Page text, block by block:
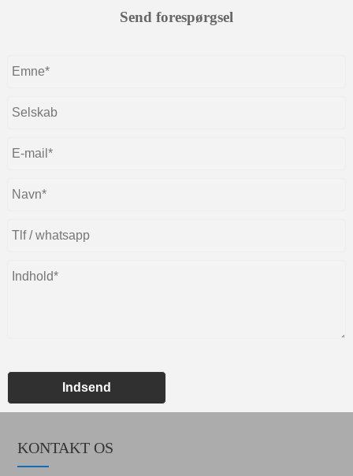
Send forespørgsel
Indsend
KONTAKT OS